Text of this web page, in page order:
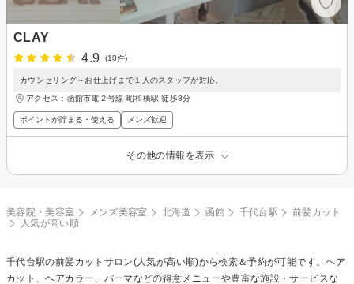
CLAY
4.9
(10件)
カウンセリング～お仕上げまで１人のスタッフが対応。
アクセス：函館市電２号線 昭和橋駅 徒歩8分
ポイントが貯まる・使える メンズ歓迎
その他の情報を表示
美容院・美容室 メンズ美容室 北海道 函館 千代台駅
前髪カット
人気が高い順
千代台駅の前髪カット サロン(人気が高い順)から検索＆予約が可能です。ヘア
カット、ヘアカラー、パーマなどの得意メニューや豊富な施設・サービスな